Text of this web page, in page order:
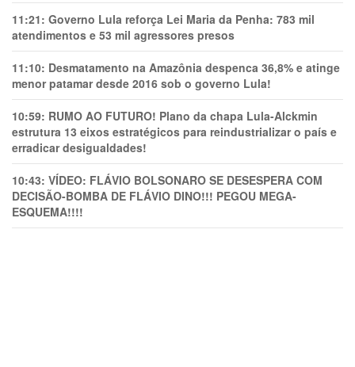
11:21: Governo Lula reforça Lei Maria da Penha: 783 mil
atendimentos e 53 mil agressores presos
11:10: Desmatamento na Amazônia despenca 36,8% e atinge
menor patamar desde 2016 sob o governo Lula!
10:59: RUMO AO FUTURO! Plano da chapa Lula-Alckmin
estrutura 13 eixos estratégicos para reindustrializar o país e
erradicar desigualdades!
10:43: VÍDEO: FLÁVIO BOLSONARO SE DESESPERA COM
DECISÃO-BOMBA DE FLÁVIO DINO!!! PEGOU MEGA-
ESQUEMA!!!!